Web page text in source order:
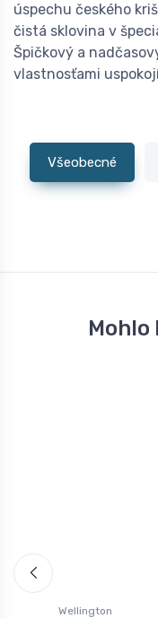
úspechu českého
čistá sklovina v
Špičkový a
vlastnosťami
Všeobecné
Mohlo
Wellington